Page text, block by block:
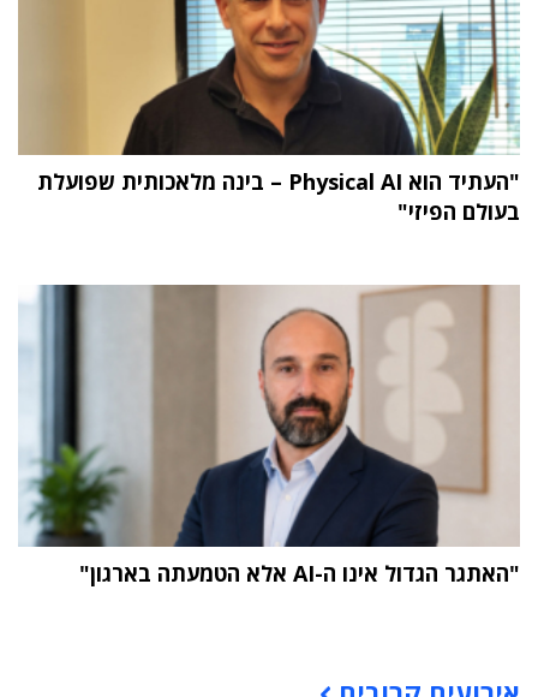
"העתיד הוא Physical AI – בינה מלאכותית שפועלת
בעולם הפיזי"
"האתגר הגדול אינו ה-AI אלא הטמעתה בארגון"